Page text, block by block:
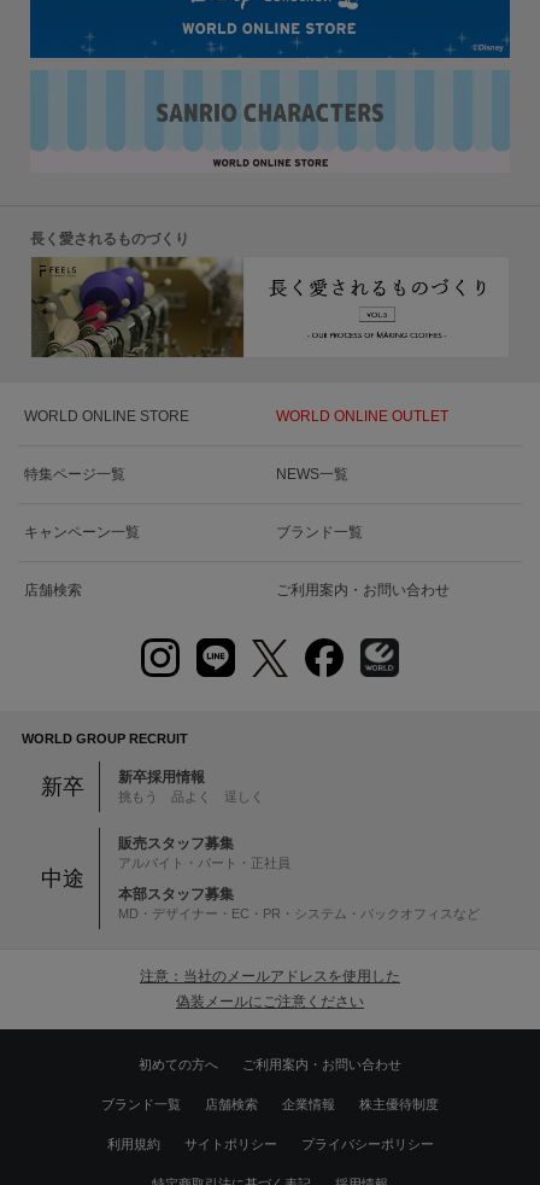
長く愛されるものづくり
WORLD ONLINE STORE WORLD ONLINE OUTLET
特集ページ一覧 NEWS一覧
キャンペーン一覧 ブランド一覧
店舗検索 ご利用案内・お問い合わせ
WORLD GROUP RECRUIT
新卒 新卒採用情報
挑もう 品よく 逞しく
中途
販売スタッフ募集
アルバイト・パート・正社員
本部スタッフ募集
MD・デザイナー・EC・PR・システム・バックオフィスなど
注意：当社のメールアドレスを使用した
偽装メールにご注意ください
初めての方へ ご利用案内・お問い合わせ
ブランド一覧 店舗検索 企業情報 株主優待制度
利用規約 サイトポリシー プライバシーポリシー